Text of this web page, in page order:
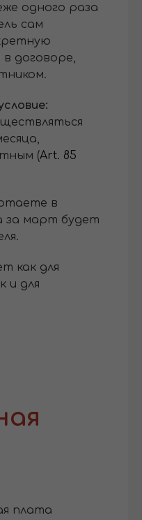
одного раза
сам
договоре,
(Art. 85
в
за март будет
как для
и для
плата